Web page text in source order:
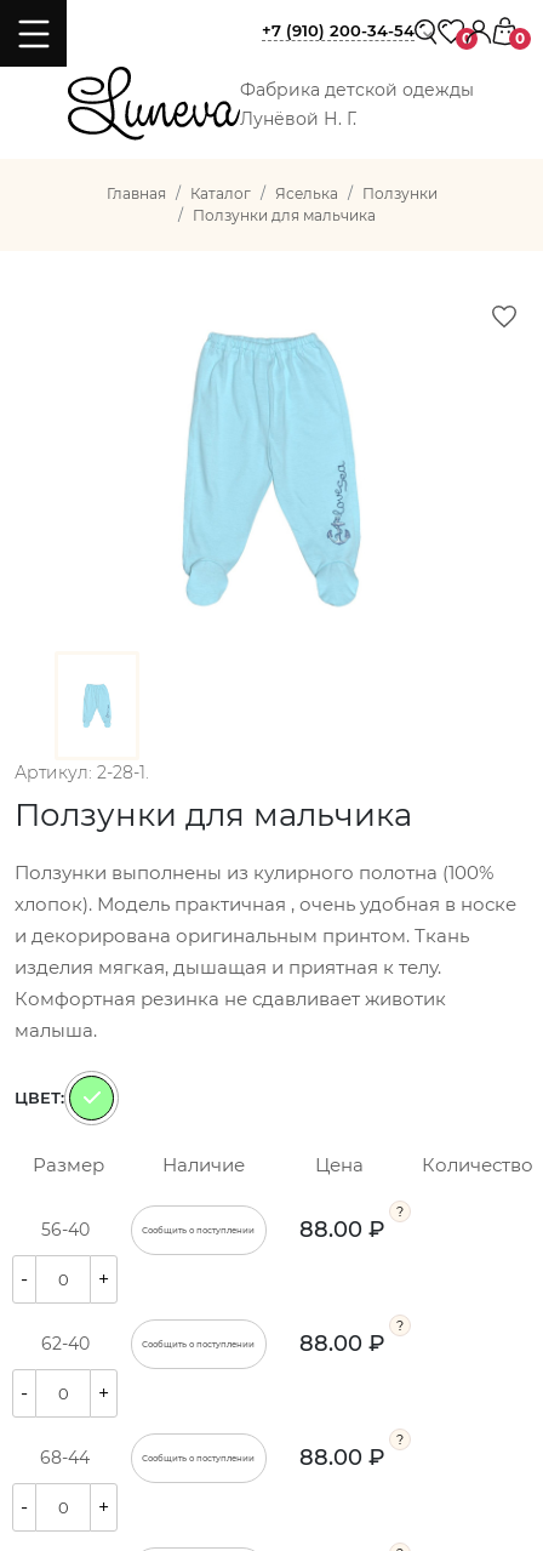
Фабрика детской одежды
Лунёвой Н. Г.
+7 (910) 200-34-54 0 0
Главная Каталог Яселька
Ползунки
Ползунки для мальчика
Артикул: 2-28-1.
Ползунки для мальчика
Ползунки выполнены из кулирного полотна (100%
хлопок). Модель практичная , очень удобная в носке
и декорирована оригинальным принтом. Ткань
изделия мягкая, дышащая и приятная к телу.
Комфортная резинка не сдавливает животик
малыша.
ЦВЕТ:
Размер Наличие Цена Количество
56-40 Сообщить о поступлении 88.00 ₽
- +
62-40 Сообщить о поступлении 88.00 ₽
- +
68-44 Сообщить о поступлении 88.00 ₽
- +